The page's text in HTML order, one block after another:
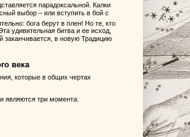
парадоксальной. Калки
выбор – или вступить в бой с
бога берут в плен! Но те, кто
удивительная битва и ее исход,
заканчивается, в новую Традицию
века
которые в общих чертах
являются три момента: